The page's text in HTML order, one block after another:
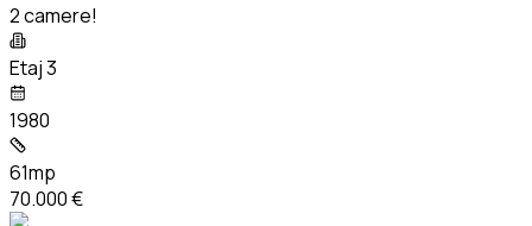
2 camere!
Etaj 3
1980
61mp
70.000 €